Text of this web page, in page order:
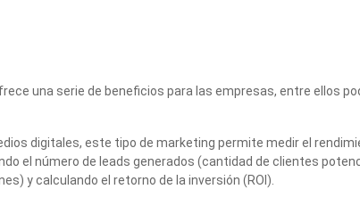
una serie de beneficios para las empresas, entre ellos
digitales, este tipo de marketing permite medir el
el número de leads generados (cantidad de clientes
y calculando el retorno de la inversión (ROI).